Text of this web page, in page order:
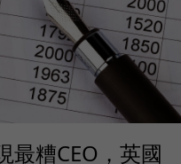
最糟CEO，英國